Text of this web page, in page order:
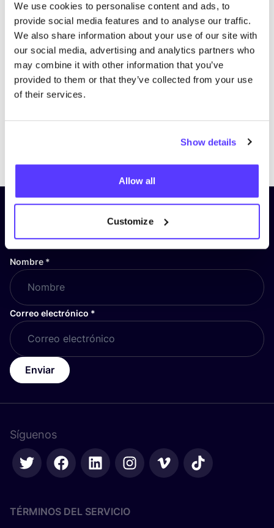
We use cookies to personalise content and ads, to
provide social media features and to analyse our traffic.
We also share information about your use of our site with
our social media, advertising and analytics partners who
may combine it with other information that you’ve
provided to them or that they’ve collected from your use
of their services.
Show details
Allow all
Customize
PreviousNext
¡Suscríbete a nuestro boletín
y mantente informado!
Nombre *
Correo electrónico *
Enviar
Síguenos
TÉRMINOS DEL SERVICIO